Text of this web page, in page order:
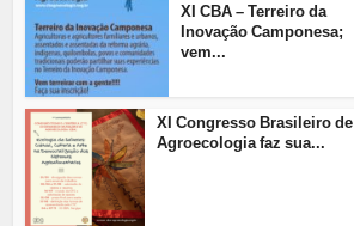
XI CBA – Terreiro da
Inovação Camponesa;
vem...
XI Congresso Brasileiro de
Agroecologia faz sua...